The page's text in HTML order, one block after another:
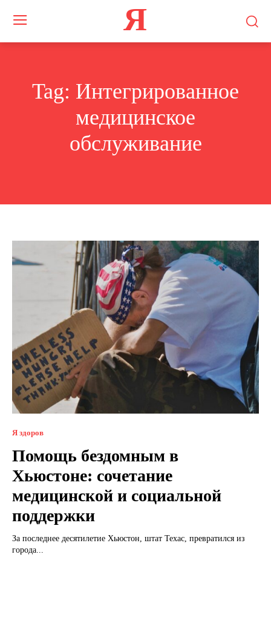
Я
Tag: Интегрированное
медицинское
обслуживание
Я здоров
Помощь бездомным в
Хьюстоне: сочетание
медицинской и социальной
поддержки
За последнее десятилетие Хьюстон, штат Техас, превратился из
города...